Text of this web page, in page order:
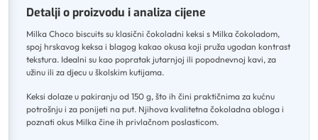
Detalji o proizvodu i analiza cijene
Milka Choco biscuits su klasični čokoladni keksi s Milka čokoladom,
spoj hrskavog keksa i blagog kakao okusa koji pruža ugodan kontrast
tekstura. Idealni su kao popratak jutarnjoj ili popodnevnoj kavi, za
užinu ili za djecu u školskim kutijama.
Keksi dolaze u pakiranju od 150 g, što ih čini praktičnima za kućnu
potrošnju i za ponijeti na put. Njihova kvalitetna čokoladna obloga i
poznati okus Milka čine ih privlačnom poslasticom.